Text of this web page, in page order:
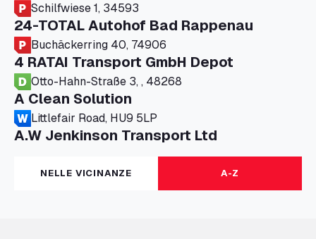
Schilfwiese 1, 34593
24-TOTAL Autohof Bad Rappenau
Buchäckerring 40, 74906
4 RATAI Transport GmbH Depot
Otto-Hahn-Straße 3, , 48268
A Clean Solution
Littlefair Road, HU9 5LP
A.W Jenkinson Transport Ltd
Progress House, ME11 5GA
A+G Nettetal - Depot Parking
Am Panneschopp 7, 41334
NELLE VICINANZE A-Z